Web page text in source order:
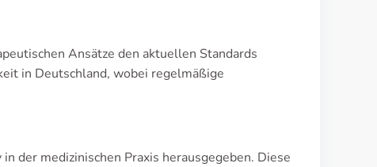
Ansätze den aktuellen Standards
in Deutschland, wobei regelmäßige
der medizinischen Praxis herausgegeben. Diese